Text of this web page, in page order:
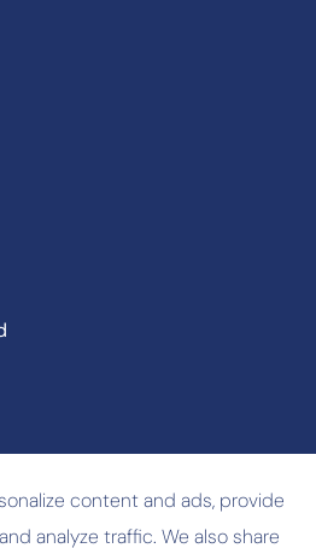
content and ads, provide
analyze traffic. We also share